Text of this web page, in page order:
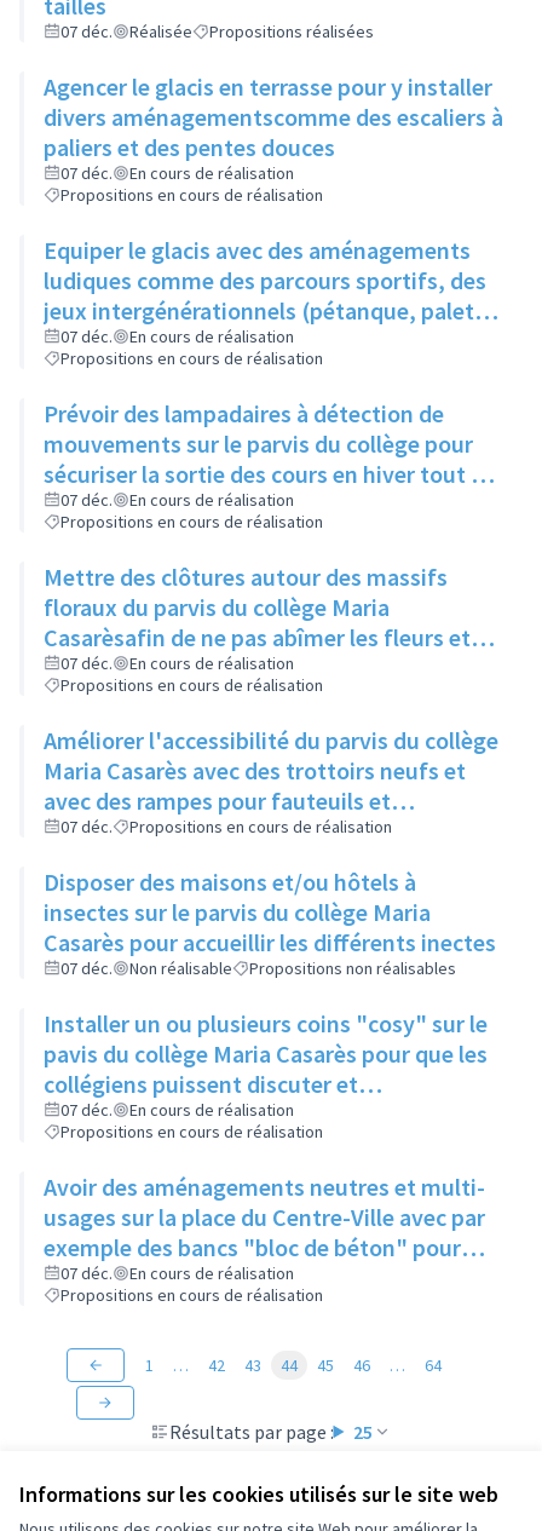
Informations sur les cookies utilisés sur le site web
07 déc. Réalisée Propositions réalisées
Agencer le glacis en terrasse pour y installer
divers aménagementscomme des escaliers à
paliers et des pentes douces
07 déc.
En cours de réalisation
Propositions en cours de réalisation
Equiper le glacis avec des aménagements
ludiques comme des parcours sportifs, des
jeux intergénérationnels (pétanque, palet..),
un toboggan pour descendre la pente...
07 déc.
En cours de réalisation
Propositions en cours de réalisation
Prévoir des lampadaires à détection de
mouvements sur le parvis du collège pour
sécuriser la sortie des cours en hiver tout en
préservant les insectes
07 déc.
En cours de réalisation
Propositions en cours de réalisation
Mettre des clôtures autour des massifs
floraux du parvis du collège Maria
Casarèsafin de ne pas abîmer les fleurs et
installer des panneaux explicatifs
07 déc.
En cours de réalisation
Propositions en cours de réalisation
Améliorer l'accessibilité du parvis du collège
Maria Casarès avec des trottoirs neufs et
avec des rampes pour fauteuils et
poussettes
07 déc. Propositions en cours de réalisation
Disposer des maisons et/ou hôtels à
insectes sur le parvis du collège Maria
Casarès pour accueillir les différents inectes
07 déc. Non réalisable Propositions non réalisables
Installer un ou plusieurs coins "cosy" sur le
pavis du collège Maria Casarès pour que les
collégiens puissent discuter et
décompresser. Ces coins auraient des
assises originales munies de prises USB
pour recharger les téléphones par exemple
07 déc.
En cours de réalisation
Propositions en cours de réalisation
Avoir des aménagements neutres et multi-
usages sur la place du Centre-Ville avec par
exemple des bancs "bloc de béton" pour
s'assoir tout en sécurisant l'accès au lieu
07 déc.
En cours de réalisation
Propositions en cours de réalisation
Résultats par page : 25
1 … 42 43 44 45 46 … 64